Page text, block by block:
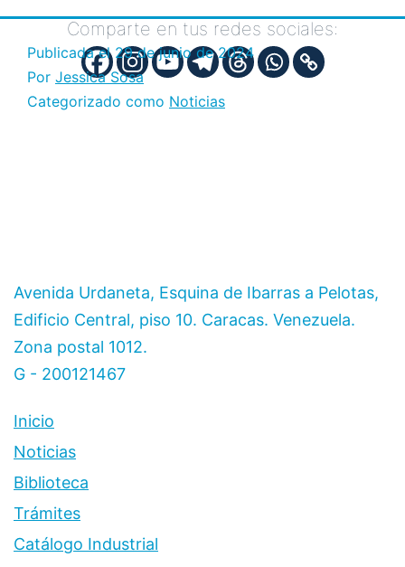
Comparte en tus redes sociales:
Publicada el29 de junio de 2024
Por Jessica Sosa
Categorizado como Noticias
Avenida Urdaneta, Esquina de Ibarras a Pelotas,
Edificio Central, piso 10. Caracas. Venezuela.
Zona postal 1012.
G - 200121467
Inicio
Noticias
Biblioteca
Trámites
Catálogo Industrial